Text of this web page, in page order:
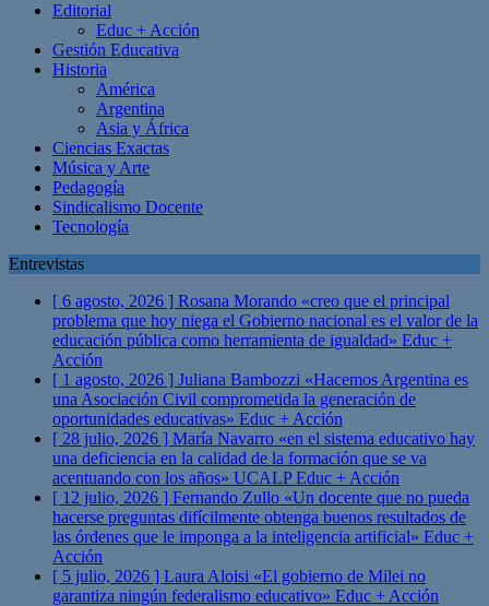
Editorial
Educ + Acción
Gestión Educativa
Historia
América
Argentina
Asia y África
Ciencias Exactas
Música y Arte
Pedagogía
Sindicalismo Docente
Tecnología
Entrevistas
[ 6 agosto, 2026 ] Rosana Morando «creo que el principal
problema que hoy niega el Gobierno nacional es el valor de la
educación pública como herramienta de igualdad» Educ +
Acción
[ 1 agosto, 2026 ] Juliana Bambozzi «Hacemos Argentina es
una Asociación Civil comprometida la generación de
oportunidades educativas» Educ + Acción
[ 28 julio, 2026 ] María Navarro «en el sistema educativo hay
una deficiencia en la calidad de la formación que se va
acentuando con los años» UCALPEduc + Acción
[ 12 julio, 2026 ] Fernando Zullo «Un docente que no pueda
hacerse preguntas difícilmente obtenga buenos resultados de
las órdenes que le imponga a la inteligencia artificial» Educ +
Acción
[ 5 julio, 2026 ] Laura Aloisi «El gobierno de Milei no
garantiza ningún federalismo educativo» Educ + Acción